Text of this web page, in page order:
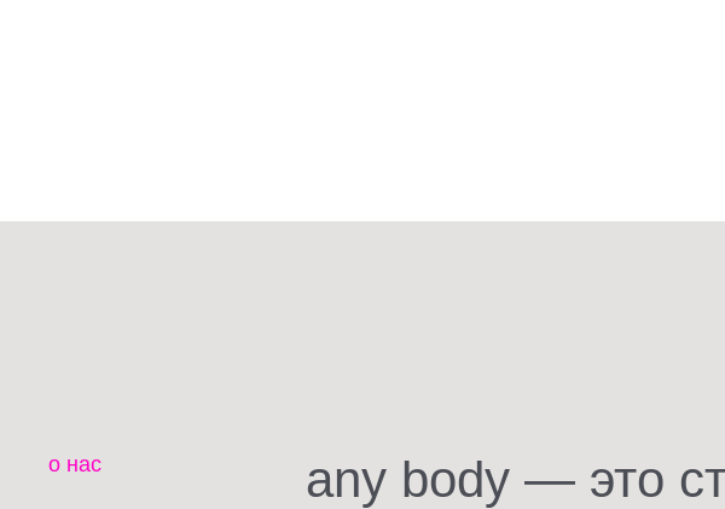
any body — это
о нас